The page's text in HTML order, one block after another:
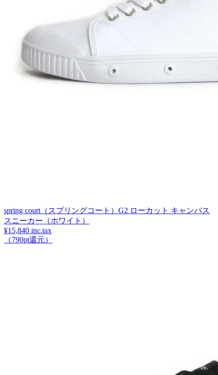
spring court（スプリングコート）G2 ローカット キャンバス
スニーカー（ホワイト）
¥15,840 inc.tax
（790pt還元）